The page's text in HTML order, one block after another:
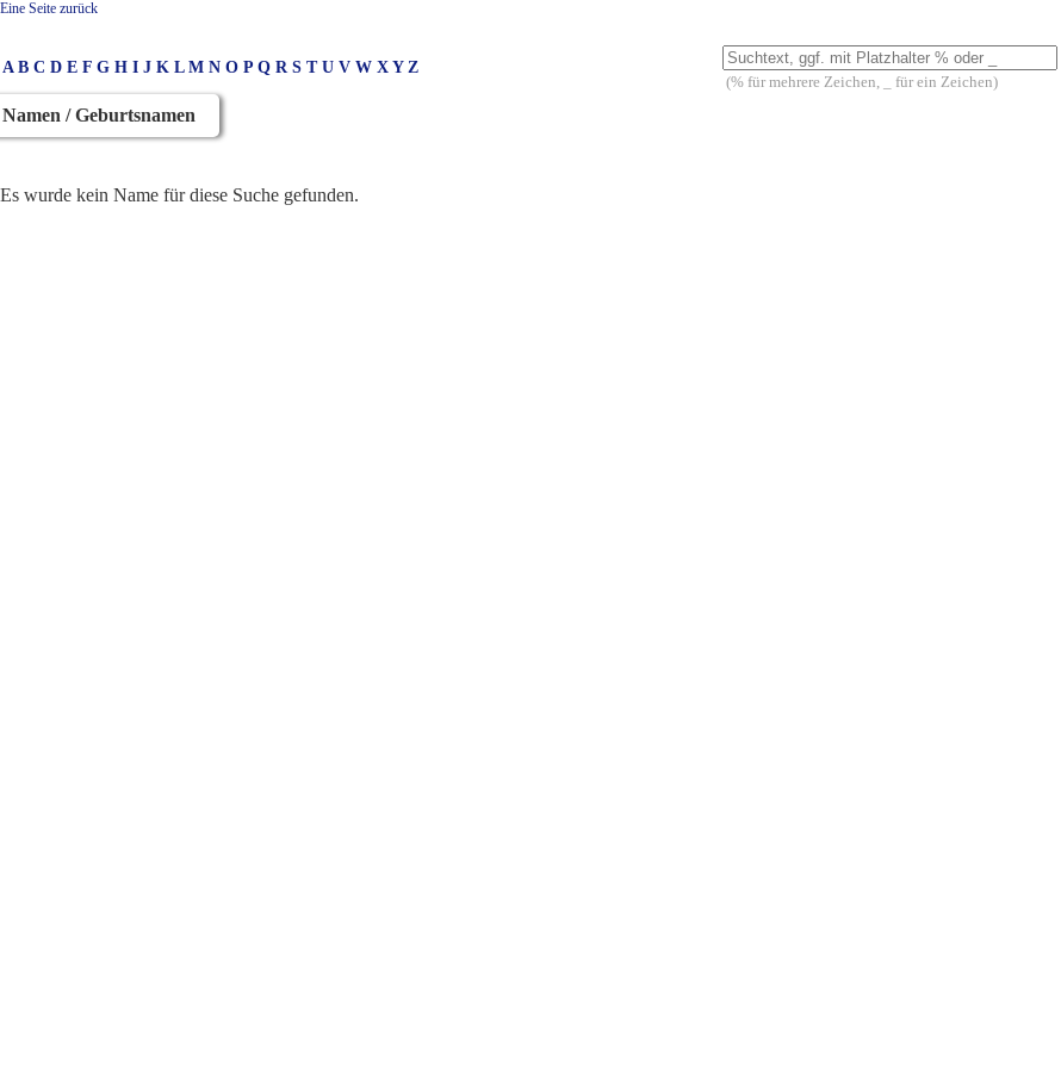
Eine Seite zurück
A B C D E F G H I J K L M N O P Q R S T U V W X Y Z
(% für mehrere Zeichen, _ für ein Zeichen)
Es wurde kein Name für diese Suche gefunden.
Namen / Geburtsnamen